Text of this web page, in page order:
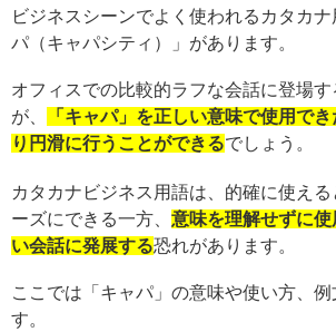
ビジネスシーンでよく使われるカタカ
パ（キャパシティ）」があります。
オフィスでの比較的ラフな会話に登場
が、
「キャパ」を正しい意味で使用で
り円滑に行うことができるでしょう。
カタカナビジネス用語は、的確に使え
ーズにできる一方、 意味を理解せずに
い会話に発展する恐れがあります。
ここでは「キャパ」の意味や使い方、例
す。